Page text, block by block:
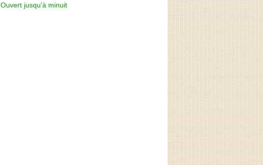
Ouvert jusqu'à minuit